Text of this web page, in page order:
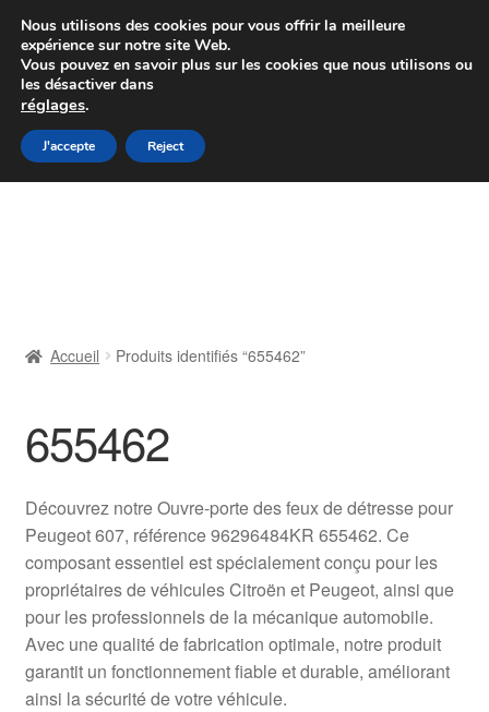
Colissimo livraison à partir de 7 EUR
Du lundi au vendredi de 9 h à 16 h
Aller
à
Aller
au
Livraison
Livraison internationale
Mon compte
Paiements
Panier
Accueil Produits identifiés “655462”
655462
Découvrez notre Ouvre-porte des feux de détresse pour
Peugeot 607, référence 96296484KR 655462. Ce
composant essentiel est spécialement conçu pour les
propriétaires de véhicules Citroën et Peugeot, ainsi que
pour les professionnels de la mécanique automobile.
Avec une qualité de fabrication optimale, notre produit
garantit un fonctionnement fiable et durable, améliorant
ainsi la sécurité de votre véhicule.
Nous utilisons des cookies pour vous offrir la meilleure
expérience sur notre site Web.
Vous pouvez en savoir plus sur les cookies que nous utilisons ou
les désactiver dans
réglages.
J'accepte Reject